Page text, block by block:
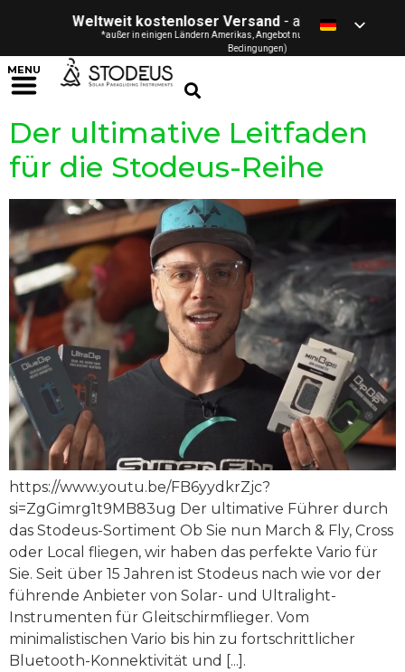
Weltweit kostenloser Versand- ab 120 € / £ / $ / CHF *
*außer in einigen Ländern Amerikas, Angebot nur für Privatpersonen (siehe
Bedingungen)
MENU
Der ultimative Leitfaden
für die Stodeus-Reihe
https://www.youtu.be/FB6yydkrZjc?
si=ZgGimrg1t9MB83ug Der ultimative Führer durch
das Stodeus-Sortiment Ob Sie nun March & Fly, Cross
oder Local fliegen, wir haben das perfekte Vario für
Sie. Seit über 15 Jahren ist Stodeus nach wie vor der
führende Anbieter von Solar- und Ultralight-
Instrumenten für Gleitschirmflieger. Vom
minimalistischen Vario bis hin zu fortschrittlicher
Bluetooth-Konnektivität und [...].